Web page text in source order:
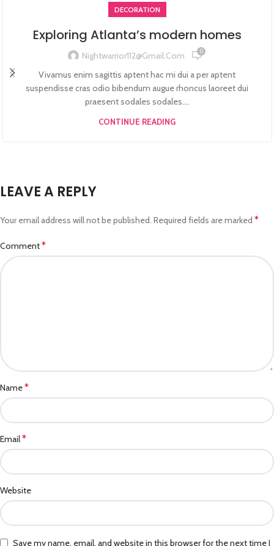
DECORATION
Exploring Atlanta’s modern homes
Nightwarrior112@gmail.com 0
Vivamus enim sagittis aptent hac mi dui a per aptent
suspendisse cras odio bibendum augue rhoncus laoreet dui
praesent sodales sodales....
CONTINUE READING
LEAVE A REPLY
Your email address will not be published. Required fields are marked *
Comment*
Name*
Email*
Website
Save my name, email, and website in this browser for the next time I